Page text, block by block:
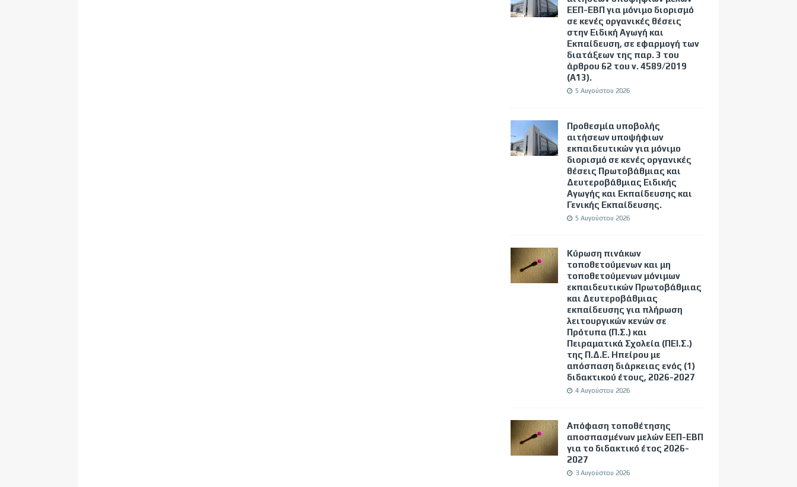
ΕΕΠ-ΕΒΠ για μόνιμο διορισμό
σε κενές οργανικές θέσεις
στην Ειδική Αγωγή και
Εκπαίδευση, σε εφαρμογή των
διατάξεων της παρ. 3 του
άρθρου 62 του ν. 4589/2019
(Α΄13).
5 Αυγούστου 2026
Προθεσμία υποβολής
αιτήσεων υποψήφιων
εκπαιδευτικών για μόνιμο
διορισμό σε κενές οργανικές
θέσεις Πρωτοβάθμιας και
Δευτεροβάθμιας Ειδικής
Αγωγής και Εκπαίδευσης και
Γενικής Εκπαίδευσης.
5 Αυγούστου 2026
Κύρωση πινάκων
τοποθετούμενων και μη
τοποθετούμενων μόνιμων
εκπαιδευτικών Πρωτοβάθμιας
και Δευτεροβάθμιας
εκπαίδευσης για πλήρωση
λειτουργικών κενών σε
Πρότυπα (Π.Σ.) και
Πειραματικά Σχολεία (ΠΕΙ.Σ.)
της Π.Δ.Ε. Ηπείρου με
απόσπαση διάρκειας ενός (1)
διδακτικού έτους, 2026-2027
4 Αυγούστου 2026
Απόφαση τοποθέτησης
αποσπασμένων μελών ΕΕΠ-ΕΒΠ
για το διδακτικό έτος 2026-
2027
3 Αυγούστου 2026